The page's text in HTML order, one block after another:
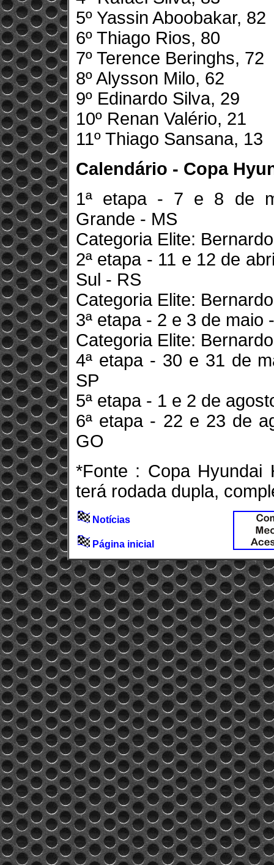
5º Yassin Aboobakar, 82
6º Thiago Rios, 80
7º Terence Beringhs, 72
8º Alysson Milo, 62
9º Edinardo Silva, 29
10º Renan Valério, 21
11º Thiago Sansana, 13
Calendário - Copa
1ª etapa - 7 e 8 de
Grande - MS
Categoria Elite:
2ª etapa - 11 e 12 de
Sul - RS
Categoria Elite:
3ª etapa - 2 e 3 de maio
Categoria Elite:
4ª etapa - 30 e 31 de
SP
5ª etapa - 1 e 2 de
6ª etapa - 22 e 23 de
GO
*Fonte : Copa Hyundai
terá rodada dupla,
Notícias
Página inicial